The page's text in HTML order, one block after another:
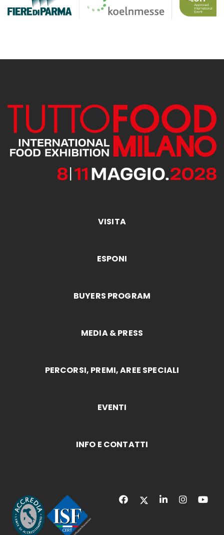
VISITA
ESPONI
BUYERS PROGRAM
MEDIA & PRESS
PERCORSI, PREMI, AREE SPECIALI
EVENTI
INFO E CONTATTI